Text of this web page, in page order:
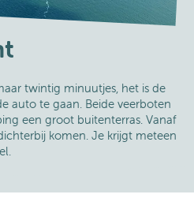
twintig minuutjes, het is de
auto te gaan. Beide veerboten
een groot buitenterras. Vanaf
komen. Je krijgt meteen